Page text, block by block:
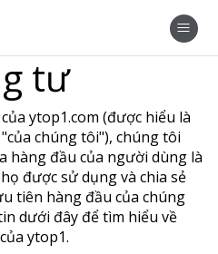
tư
ytop1.com (được hiểu là
chúng tôi"), chúng tôi
hàng đầu của người dùng là
được sử dụng và chia sẻ
tiên hàng đầu của chúng
dưới đây để tìm hiểu về
ytop1.